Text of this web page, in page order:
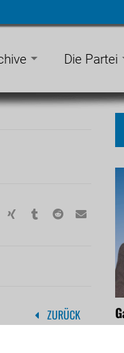
Die Partei
ZURÜCK